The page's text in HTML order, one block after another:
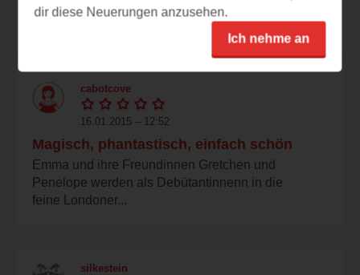
das mich optisch total angesprochen hat...
cabotcove
16.01.2015 – 12:52
Magisch, phantastisch, einfach schön
Emma und ihre Freundinnen Gretchen und
Penelope werden als Debütantinnenn in die
feine Londoner...
silkestein
dir diese Neuerungen anzusehen.
Ich nehme an